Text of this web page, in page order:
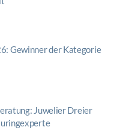
Gewinner der Kategorie
Juwelier Dreier